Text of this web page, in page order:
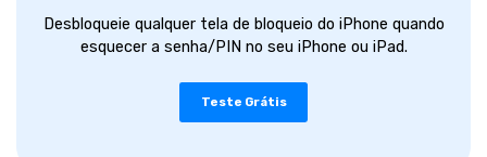
Desbloqueie qualquer tela de bloqueio do iPhone quando
esquecer a senha/PIN no seu iPhone ou iPad.
Teste Grátis